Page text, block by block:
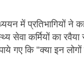
में प्रतिभागियों ने
सेवा कर्मियों का
गए कि "क्या इन लोगों